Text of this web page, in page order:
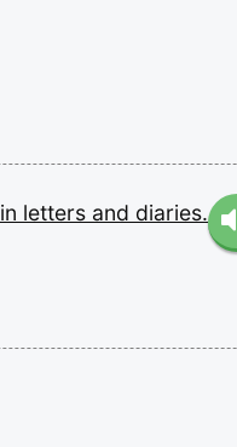
in letters and diaries.